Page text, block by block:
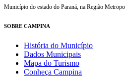
Município do estado do Paraná, na Região
SOBRE CAMPINA
História do Município
Dados Municipais
Mapa do Turismo
Conheça Campina